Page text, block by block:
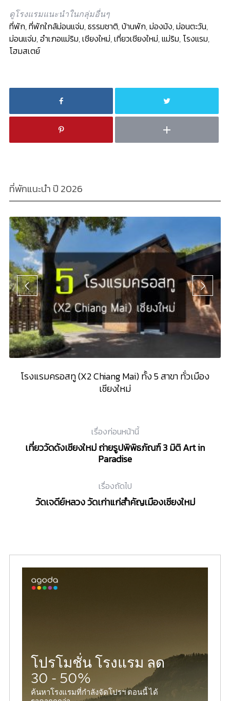
ดูโรงแรมแนะนำในกลุ่มอื่นๆ
ที่พัก,ที่พักใกล้ม่อนแจ่ม,ธรรมชาติ,บ้านพัก,ม่องม้ง,ม่อนตะวัน,
ม่อนแจ่ม,อำเภอแม่ริม,เชียงใหม่,เที่ยวเชียงใหม่,แม่ริม, โรงแรม,
โฮมสเตย์
ที่พักแนะนำ ปี 2026
โรงแรมครอสทู (X2 Chiang Mai) ทั้ง 5 สาขา ทั่วเมือง
เชียงใหม่
เรื่องก่อนหน้านี้
เที่ยววัดดังเชียงใหม่ ถ่ายรูปพิพิธภัณฑ์ 3 มิติ Art in
Paradise
เรื่องถัดไป
วัดเจดีย์หลวง วัดเก่าแก่สำคัญเมืองเชียงใหม่